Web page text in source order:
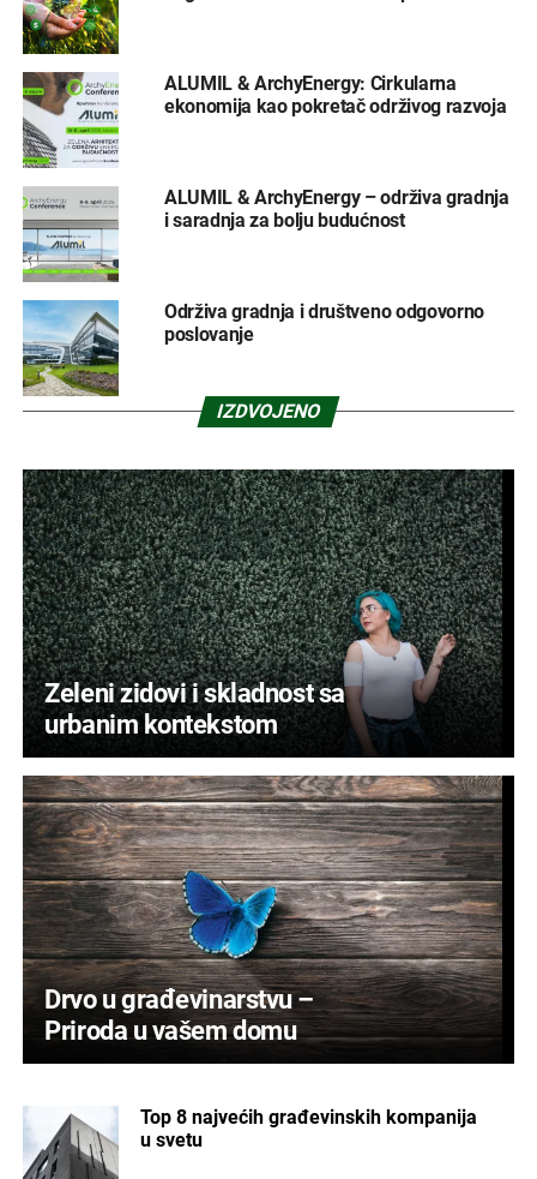
ALUMIL & ArchyEnergy: Cirkularna
ekonomija kao pokretač održivog razvoja
ALUMIL & ArchyEnergy – održiva gradnja
i saradnja za bolju budućnost
Održiva gradnja i društveno odgovorno
poslovanje
IZDVOJENO
Zeleni zidovi i skladnost sa
urbanim kontekstom
Drvo u građevinarstvu –
Priroda u vašem domu
Top 8 najvećih građevinskih kompanija
u svetu